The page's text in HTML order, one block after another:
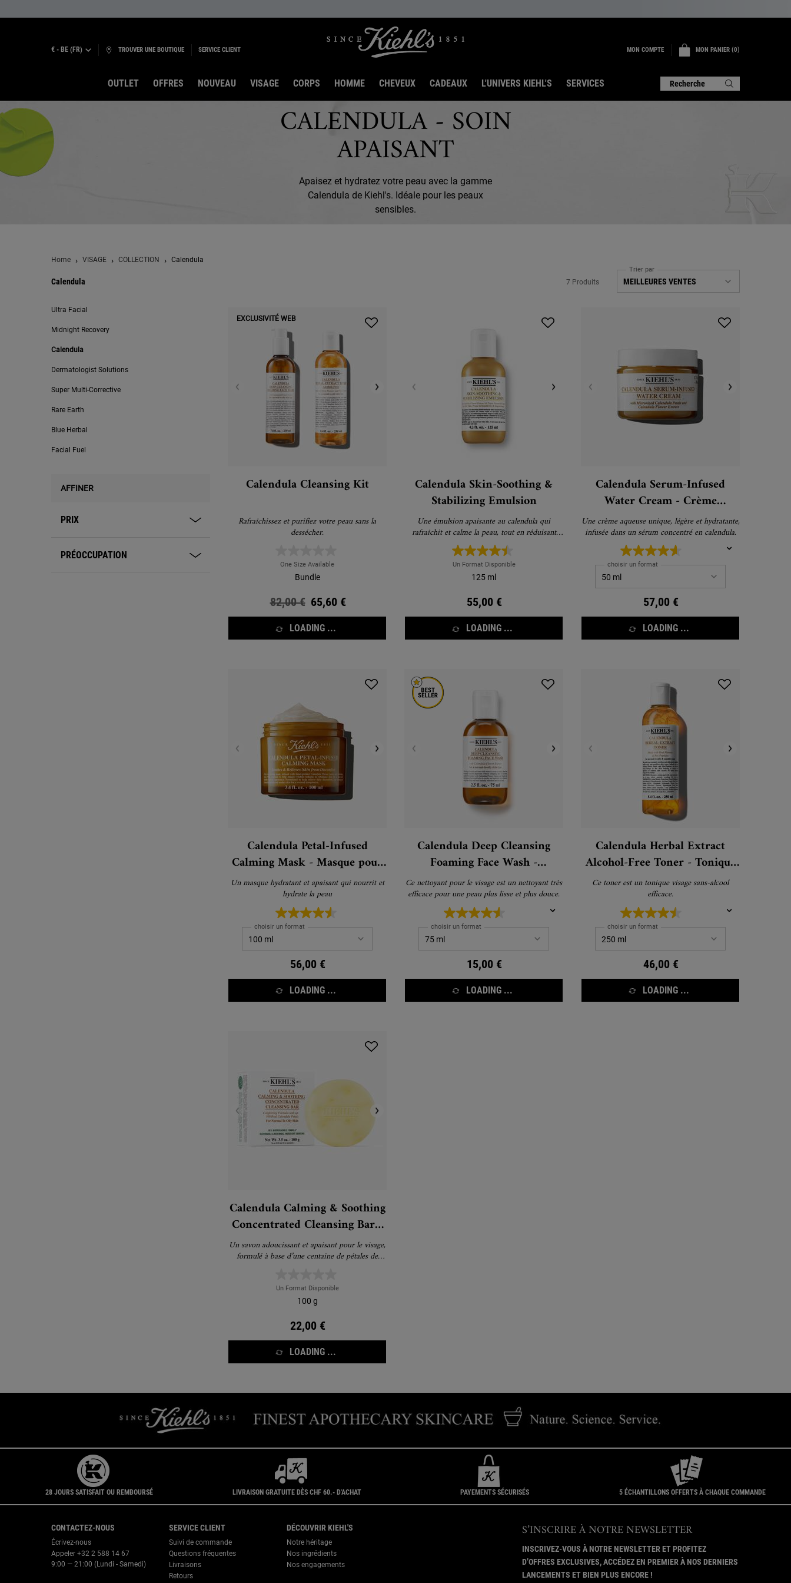
€ - BE (FR) TROUVER UNE BOUTIQUE SERVICE CLIENT MON COMPTE MON PANIER 0
0 PRODUIT
OUTLET OFFRES NOUVEAU VISAGE CORPS HOMME CHEVEUX CADEAUX L'UNIVERS KIEHL'S SERVICES Recherche
Contenu principal CALENDULA - SOIN
APAISANT
Apaisez et hydratez votre peau avec la gamme
Calendula de Kiehl's. Idéale pour les peaux
sensibles.
Home VISAGE COLLECTION Calendula
Calendula 7 Produits
Trier par
Calendula
Ultra Facial
Midnight Recovery
Calendula
Dermatologist Solutions
Super Multi-Corrective
Rare Earth
Blue Herbal
Facial Fuel
AFFINER
PRIX
PRÉOCCUPATION
EXCLUSIVITÉ WEB
Calendula Cleansing Kit
Rafraîchissez et purifiez votre peau sans la
dessécher.
One Size Available
Bundle
Ancien prix
82,00 € Nouveau prix
65,60 €
LOADING ...
Calendula Skin-Soothing &
Stabilizing Emulsion
Une émulsion apaisante au calendula qui
rafraîchit et calme la peau, tout en réduisant
visiblement les rougeurs et la brillance.
Un Format Disponible
125 ml
55,00 €
LOADING ...
Calendula Serum-Infused
Water Cream - Crème
hydratante pour le visage
Une crème aqueuse unique, légère et hydratante,
infusée dans un sérum concentré en calendula.
choisir un format
57,00 €
LOADING ...
Calendula Petal-Infused
Calming Mask - Masque pour
le visage
Un masque hydratant et apaisant qui nourrit et
hydrate la peau
choisir un format
56,00 €
LOADING ...
Calendula Deep Cleansing
Foaming Face Wash -
Nettoyant visage
Ce nettoyant pour le visage est un nettoyant très
efficace pour une peau plus lisse et plus douce.
choisir un format
15,00 €
LOADING ...
Calendula Herbal Extract
Alcohol-Free Toner - Tonique
sans alcool
Ce toner est un tonique visage sans-alcool
efficace.
choisir un format
46,00 €
LOADING ...
Calendula Calming & Soothing
Concentrated Cleansing Bar -
Savon visage
Un savon adoucissant et apaisant pour le visage,
formulé à base d’une centaine de pétales de
Un Format Disponible
100 g
22,00 €
LOADING ...
28 JOURS SATISFAIT OU REMBOURSÉ LIVRAISON GRATUITE DÈS CHF 60.- D'ACHAT PAYEMENTS SÉCURISÉS 5 ÉCHANTILLONS OFFERTS À CHAQUE COMMANDE
CONTACTEZ-NOUS
Écrivez-nous
Appeler +32 2 588 14 67
9:00 — 21:00 (Lundi - Samedi)
SERVICE CLIENT
Suivi de commande
Questions fréquentes
Livraisons
Retours
DÉCOUVRIR KIEHL'S
Notre héritage
Nos ingrédients
Nos engagements
S’INSCRIRE À NOTRE NEWSLETTER
INSCRIVEZ-VOUS À NOTRE NEWSLETTER ET PROFITEZ
D’OFFRES EXCLUSIVES, ACCÉDEZ EN PREMIER À NOS DERNIERS
LANCEMENTS ET BIEN PLUS ENCORE !